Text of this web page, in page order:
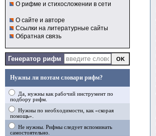
О рифме и стихосложении в сети
О сайте и авторе
Ссылки на литературные сайты
Обратная связь
Генератор рифм
Нужны ли поэтам словари рифм?
Да, нужны как рабочий инструмент по
подбору рифм.
Нужны по необходимости, как «скорая
помощь».
Не нужны. Рифмы следует вспоминать
самостоятельно.